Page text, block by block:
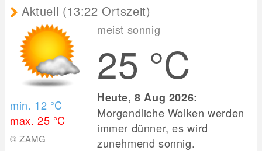
Aktuell (13:22 Ortszeit)
min. 12 °C
max. 25 °C
© ZAMG
meist sonnig
25 °C
Heute, 8 Aug 2026:
Morgendliche Wolken werden
immer dünner, es wird
zunehmend sonnig.